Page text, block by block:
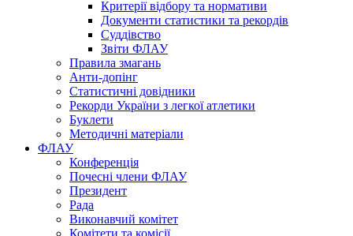
Критерії відбору та нормативи
Документи статистики та рекордів
Суддівство
Звіти ФЛАУ
Правила змагань
Анти-допінг
Статистичні довідники
Рекорди України з легкої атлетики
Буклети
Методичні матеріали
ФЛАУ
Конференція
Почесні члени ФЛАУ
Президент
Рада
Виконавчий комітет
Комітети та комісії